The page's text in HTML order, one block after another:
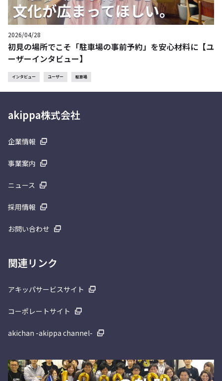
2026/04/28
初見の場所でこそ「駐車場の事前予約」を安心材料に【ユ
ーザーインタビュー】
インタビュー ユーザー 駐車場
akippa株式会社
企業情報
事業案内
ニュース
採用情報
お問い合わせ
関連リンク
アキッパサービスサイト
コーポレートサイト
akichan -akippa channel-